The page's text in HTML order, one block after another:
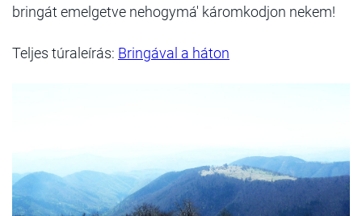
bringát emelgetve nehogymá' káromkodjon nekem!
Teljes túraleírás: Bringával a háton